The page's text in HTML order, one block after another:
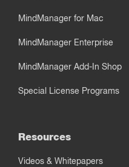
MindManager for Mac
MindManager Enterprise
MindManager Add-In Shop
Special License Programs
Resources
Videos & Whitepapers